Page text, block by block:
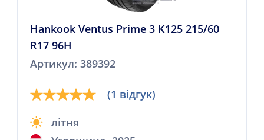
Hankook Ventus Prime 3 K125 215/60
R17 96H
Артикул: 389392
(1 відгук)
літня